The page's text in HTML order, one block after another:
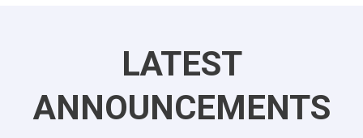
LATEST
ANNOUNCEMENTS